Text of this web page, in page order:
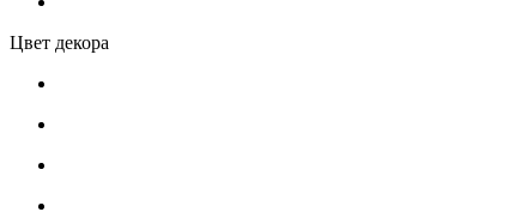
Цвет декора